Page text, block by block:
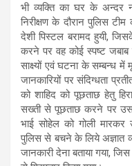
भी व्यक्ति का घर के
निरीक्षण के दौरान पुलिस
देशी पिस्टल बरामद हुयी,
करने पर वह कोई स्पष्ट जबाब
साक्ष्यों एवं घटना के सम्बन्ध में
जानकारियों पर संदिग्धता
को शाहिद को पूछताछ हेतु
सख्ती से पूछताछ करने पर
भाई सोहेल को गोली मारकर
पुलिस से बचने के लिये अज्ञात
जानकारी देना बताया गया,